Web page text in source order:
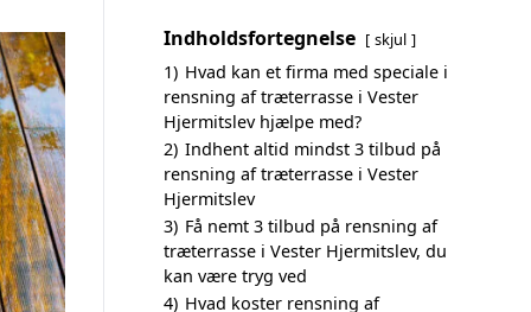
Indholdsfortegnelse skjul
1) Hvad kan et firma med speciale i
rensning af træterrasse i Vester
Hjermitslev hjælpe med?
2) Indhent altid mindst 3 tilbud på
rensning af træterrasse i Vester
Hjermitslev
3) Få nemt 3 tilbud på rensning af
træterrasse i Vester Hjermitslev, du
kan være tryg ved
4) Hvad koster rensning af